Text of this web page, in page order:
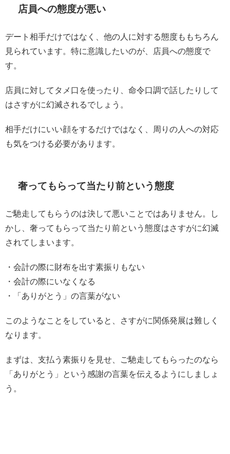
店員への態度が悪い
デート相手だけではなく、他の人に対する態度ももちろん
見られています。特に意識したいのが、店員への態度で
す。
店員に対してタメ口を使ったり、命令口調で話したりして
はさすがに幻滅されるでしょう。
相手だけにいい顔をするだけではなく、周りの人への対応
も気をつける必要があります。
奢ってもらって当たり前という態度
ご馳走してもらうのは決して悪いことではありません。し
かし、奢ってもらって当たり前という態度はさすがに幻滅
されてしまいます。
・会計の際に財布を出す素振りもない
・会計の際にいなくなる
・「ありがとう」の言葉がない
このようなことをしていると、さすがに関係発展は難しく
なります。
まずは、支払う素振りを見せ、ご馳走してもらったのなら
「ありがとう」という感謝の言葉を伝えるようにしましょ
う。